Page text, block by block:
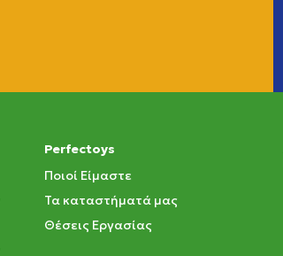
Perfectoys
Ποιοί Είμαστε
Τα καταστήματά μας
Θέσεις Εργασίας